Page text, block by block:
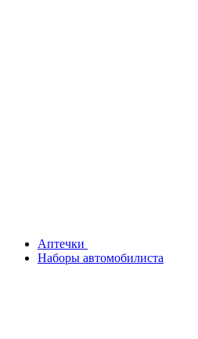
Аптечки
Наборы автомобилиста